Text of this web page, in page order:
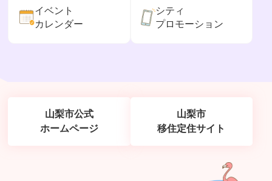
イベント
カレンダー
シティ
プロモーション
山梨市公式
ホームページ
山梨市
移住定住サイト